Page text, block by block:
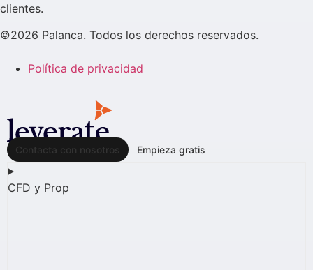
clientes.
©2026 Palanca. Todos los derechos reservados.
Política de privacidad
Contacta con nosotros Empieza gratis
CFD y Prop